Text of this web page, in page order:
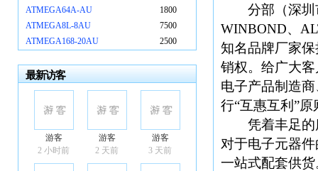
ATMEGA64A-AU
1800
ATMEGA8L-8AU
7500
ATMEGA168-20AU
2500
最新访客
游客
2 小时前
游客
2 天前
游客
3 天前
分部（深圳
WINBOND、
知名品牌厂家
销权。给广大
电子产品制造
行“互惠互利”
凭着丰足的库
对于电子元器
一站式配套供